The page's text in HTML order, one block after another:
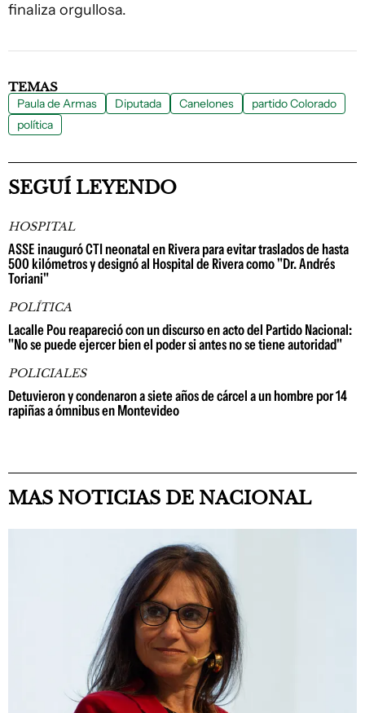
finaliza orgullosa.
TEMAS
Paula de Armas Diputada Canelones
partido Colorado
política
SEGUÍ LEYENDO
HOSPITAL
ASSE inauguró CTI neonatal en Rivera para evitar traslados de hasta
500 kilómetros y designó al Hospital de Rivera como "Dr. Andrés
Toriani"
POLÍTICA
Lacalle Pou reapareció con un discurso en acto del Partido Nacional:
"No se puede ejercer bien el poder si antes no se tiene autoridad"
POLICIALES
Detuvieron y condenaron a siete años de cárcel a un hombre por 14
rapiñas a ómnibus en Montevideo
MAS NOTICIAS DE NACIONAL